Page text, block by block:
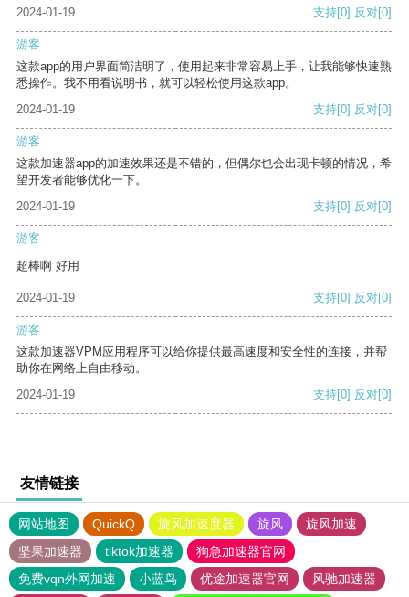
2024-01-19 支持[0] 反对[0]
游客
这款app的用户界面简洁明了，使用起来非常容易上手，让我能够快速熟
悉操作。我不用看说明书，就可以轻松使用这款app。
2024-01-19
支持[0] 反对[0]
游客
这款加速器app的加速效果还是不错的，但偶尔也会出现卡顿的情况，希
望开发者能够优化一下。
2024-01-19
支持[0] 反对[0]
游客
超棒啊 好用
2024-01-19 支持[0] 反对[0]
游客
这款加速器VPM应用程序可以给你提供最高速度和安全性的连接，并帮
助你在网络上自由移动。
2024-01-19
支持[0] 反对[0]
友情链接
网站地图 QuickQ 旋风加速度器 旋风
旋风加速
坚果加速器
tiktok加速器
狗急加速器官网
免费vqn外网加速
小蓝鸟 优途加速器官网 风驰加速器